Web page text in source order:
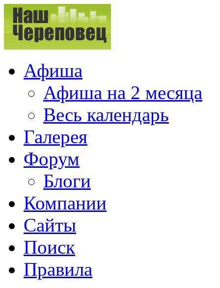
Афиша
Афиша на 2 месяца
Весь календарь
Галерея
Форум
Блоги
Компании
Сайты
Поиск
Правила